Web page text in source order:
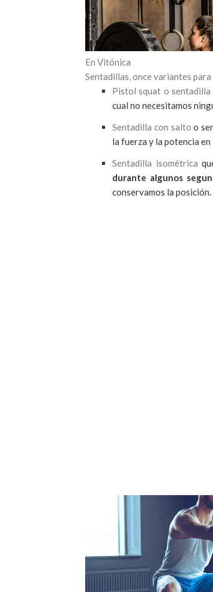
En Vitónica
Sentadillas, once variantes
Pistol squat o sentadilla
cual no necesitamos
Sentadilla con salto o
la fuerza y la potencia
Sentadilla isométrica
durante algunos
conservamos la posición.